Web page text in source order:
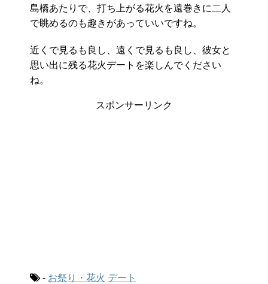
島橋あたりで、打ち上がる花火を遠巻きに二人
で眺めるのも趣きがあっていいですね。
近くで見るも良し、遠くで見るも良し、彼女と
思い出に残る花火デートを楽しんでください
ね。
スポンサーリンク
- お祭り・花火 デート